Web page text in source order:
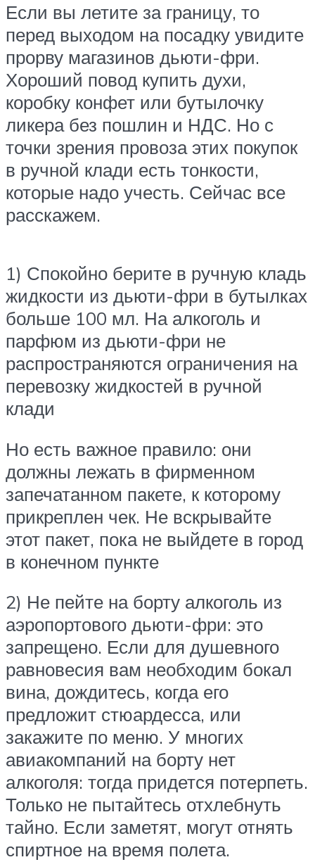
Если вы летите за границу, то
перед выходом на посадку увидите
прорву магазинов дьюти-фри.
Хороший повод купить духи,
коробку конфет или бутылочку
ликера без пошлин и НДС. Но с
точки зрения провоза этих покупок
в ручной клади есть тонкости,
которые надо учесть. Сейчас все
расскажем.
1) Спокойно берите в ручную кладь
жидкости из дьюти-фри в бутылках
больше 100 мл. На алкоголь и
парфюм из дьюти-фри не
распространяются ограничения на
перевозку жидкостей в ручной
клади
Но есть важное правило: они
должны лежать в фирменном
запечатанном пакете, к которому
прикреплен чек. Не вскрывайте
этот пакет, пока не выйдете в город
в конечном пункте
2) Не пейте на борту алкоголь из
аэропортового дьюти-фри: это
запрещено. Если для душевного
равновесия вам необходим бокал
вина, дождитесь, когда его
предложит стюардесса, или
закажите по меню. У многих
авиакомпаний на борту нет
алкоголя: тогда придется потерпеть.
Только не пытайтесь отхлебнуть
тайно. Если заметят, могут отнять
спиртное на время полета.